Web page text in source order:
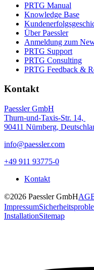
PRTG Manual
Knowledge Base
Über Paessler
Anmeldung zum
PRTG Support
PRTG Consulting
PRTG Feedback &
Kontakt
Paessler GmbH
Thurn-und-Taxis-Str. 14,
90411 Nürnberg,
info@paessler.com
+49 911 93775-0
Kontakt
©2026 Paessler GmbH
Impressum
InstallationSitemap